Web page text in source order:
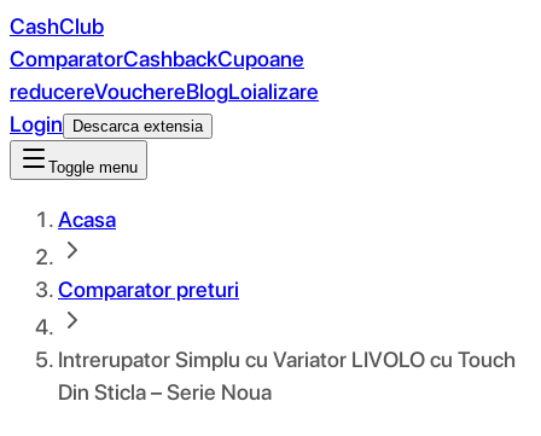
CashClub
ComparatorCashbackCupoane
reducereVouchereBlogLoializare
Login
Descarca extensia
Toggle menu
Acasa
Comparator preturi
Intrerupator Simplu cu Variator LIVOLO cu Touch
Din Sticla – Serie Noua